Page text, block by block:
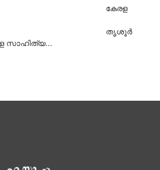
സാഹിത്യ...